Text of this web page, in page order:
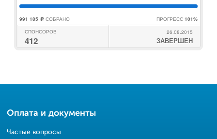
991 185 c СОБРАНО ПРОГРЕСС 101%
СПОНСОРОВ
412
26.08.2015
ЗАВЕРШЕН
Оплата и документы
Частые вопросы